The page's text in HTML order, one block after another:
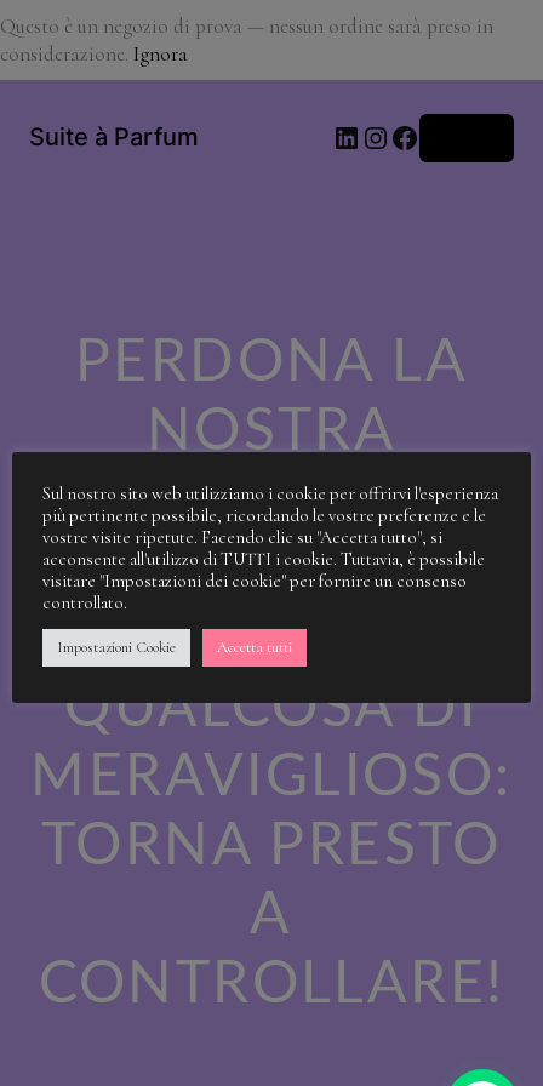
Questo è un negozio di prova — nessun ordine sarà preso in
considerazione. Ignora
Suite à Parfum LinkedIn
Instagram
Facebook
PERDONA LA
NOSTRA
SPORCIZIA!
STIAMO
LAVORANDO A
QUALCOSA DI
MERAVIGLIOSO:
TORNA PRESTO
A
CONTROLLARE!
Sul nostro sito web utilizziamo i cookie per offrirvi l'esperienza
più pertinente possibile, ricordando le vostre preferenze e le
vostre visite ripetute. Facendo clic su "Accetta tutto", si
acconsente all'utilizzo di TUTTI i cookie. Tuttavia, è possibile
visitare "Impostazioni dei cookie" per fornire un consenso
controllato.
Impostazioni Cookie Accetta tutti